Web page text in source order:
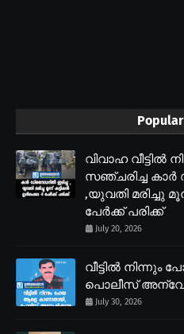
വിവാഹ വീട്ടിൽ
സഞ്ചരിച്ച കാർ
,യുവതി മരിച്ചു
പേർക്ക് പരിക്ക്
July 20, 2026
വീട്ടിൽ
പൊലീസ്
July 30, 2026